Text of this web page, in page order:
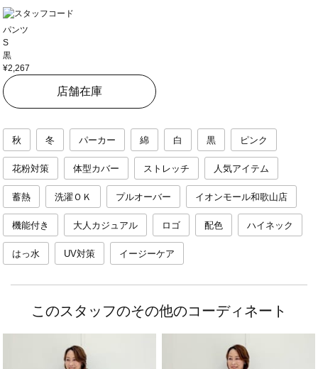
パンツ
S
黒
¥2,267
店舗在庫
秋 冬 パーカー 綿 白 黒 ピンク
花粉対策 体型カバー ストレッチ 人気アイテム
蓄熱 洗濯ＯＫ プルオーバー イオンモール和歌山店
機能付き 大人カジュアル ロゴ 配色 ハイネック
はっ水 UV対策 イージーケア
このスタッフのその他のコーディネート